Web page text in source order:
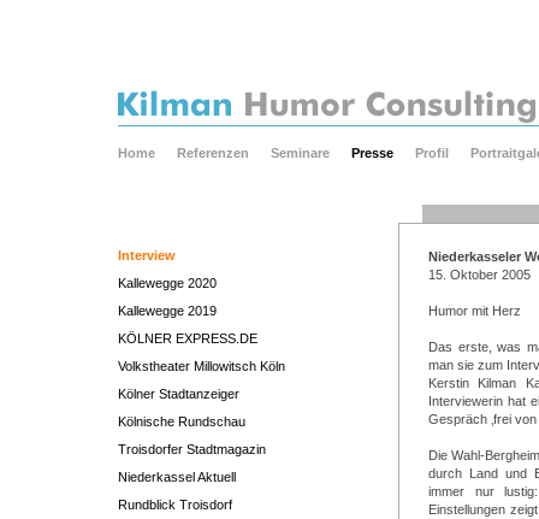
Home Referenzen Seminare Presse Profil
Interview
Kallewegge 2020
Kallewegge 2019
KÖLNER EXPRESS.DE
Volkstheater Millowitsch Köln
Kölner Stadtanzeiger
Kölnische Rundschau
Troisdorfer Stadtmagazin
Niederkassel Aktuell
Rundblick Troisdorf
Niederkasseler
15. Oktober 2005
Humor mit Herz
Das erste, was
man sie zum
Kerstin Kilman
Interviewerin hat
Gespräch ‚frei
Die Wahl-
durch Land und
immer nur
Einstellungen